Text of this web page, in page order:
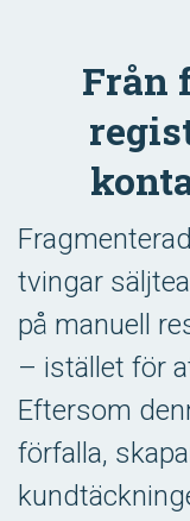
Från
tvingar
på manuell
– istället för
Eftersom
förfalla,